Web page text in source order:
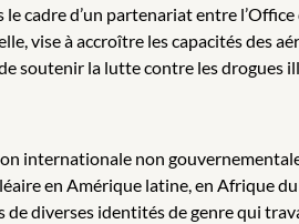
cadre d’un partenariat entre
vise à accroître les capacités des
soutenir la lutte contre les drogues
internationale non
en Amérique latine, en Afrique
diverses identités de genre qui